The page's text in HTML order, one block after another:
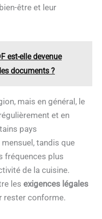
être et leur
est-elle devenue
documents ?
mais en général, le
et en
pays
tandis que
fréquences plus
de la cuisine.
les exigences légales
rester conforme.